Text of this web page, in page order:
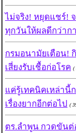
ไม่จริง! หยุดแชร์!
ทุกวันให้ผลดีกว่าก
กรมอนามัยเตือน!
เสี่ยงรับเชื้อก่อโรค (
แค่รู้เทคนิคเหล่านี้
เรื่องยากอีกต่อไป (
ตร.ลำพูน กวดขันต่